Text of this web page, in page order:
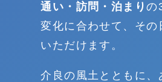
通い・訪問・泊まりの
変化に合わせて、そ
いただけます。
介良の風土とともに、